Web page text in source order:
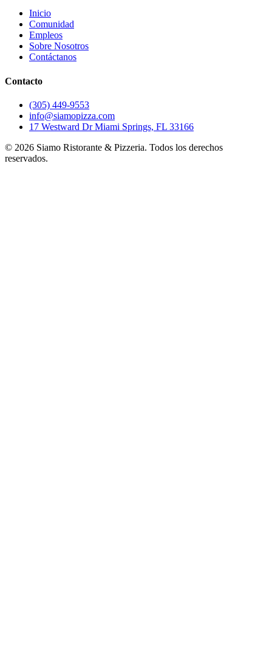
Inicio
Comunidad
Empleos
Sobre Nosotros
Contáctanos
Contacto
(305) 449-9553
info@siamopizza.com
17 Westward Dr Miami Springs, FL 33166
© 2026 Siamo Ristorante & Pizzeria. Todos los derechos
reservados.